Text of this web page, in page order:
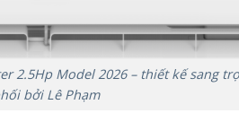
2.5Hp Model 2026 – thiết kế sang
bởi Lê Phạm